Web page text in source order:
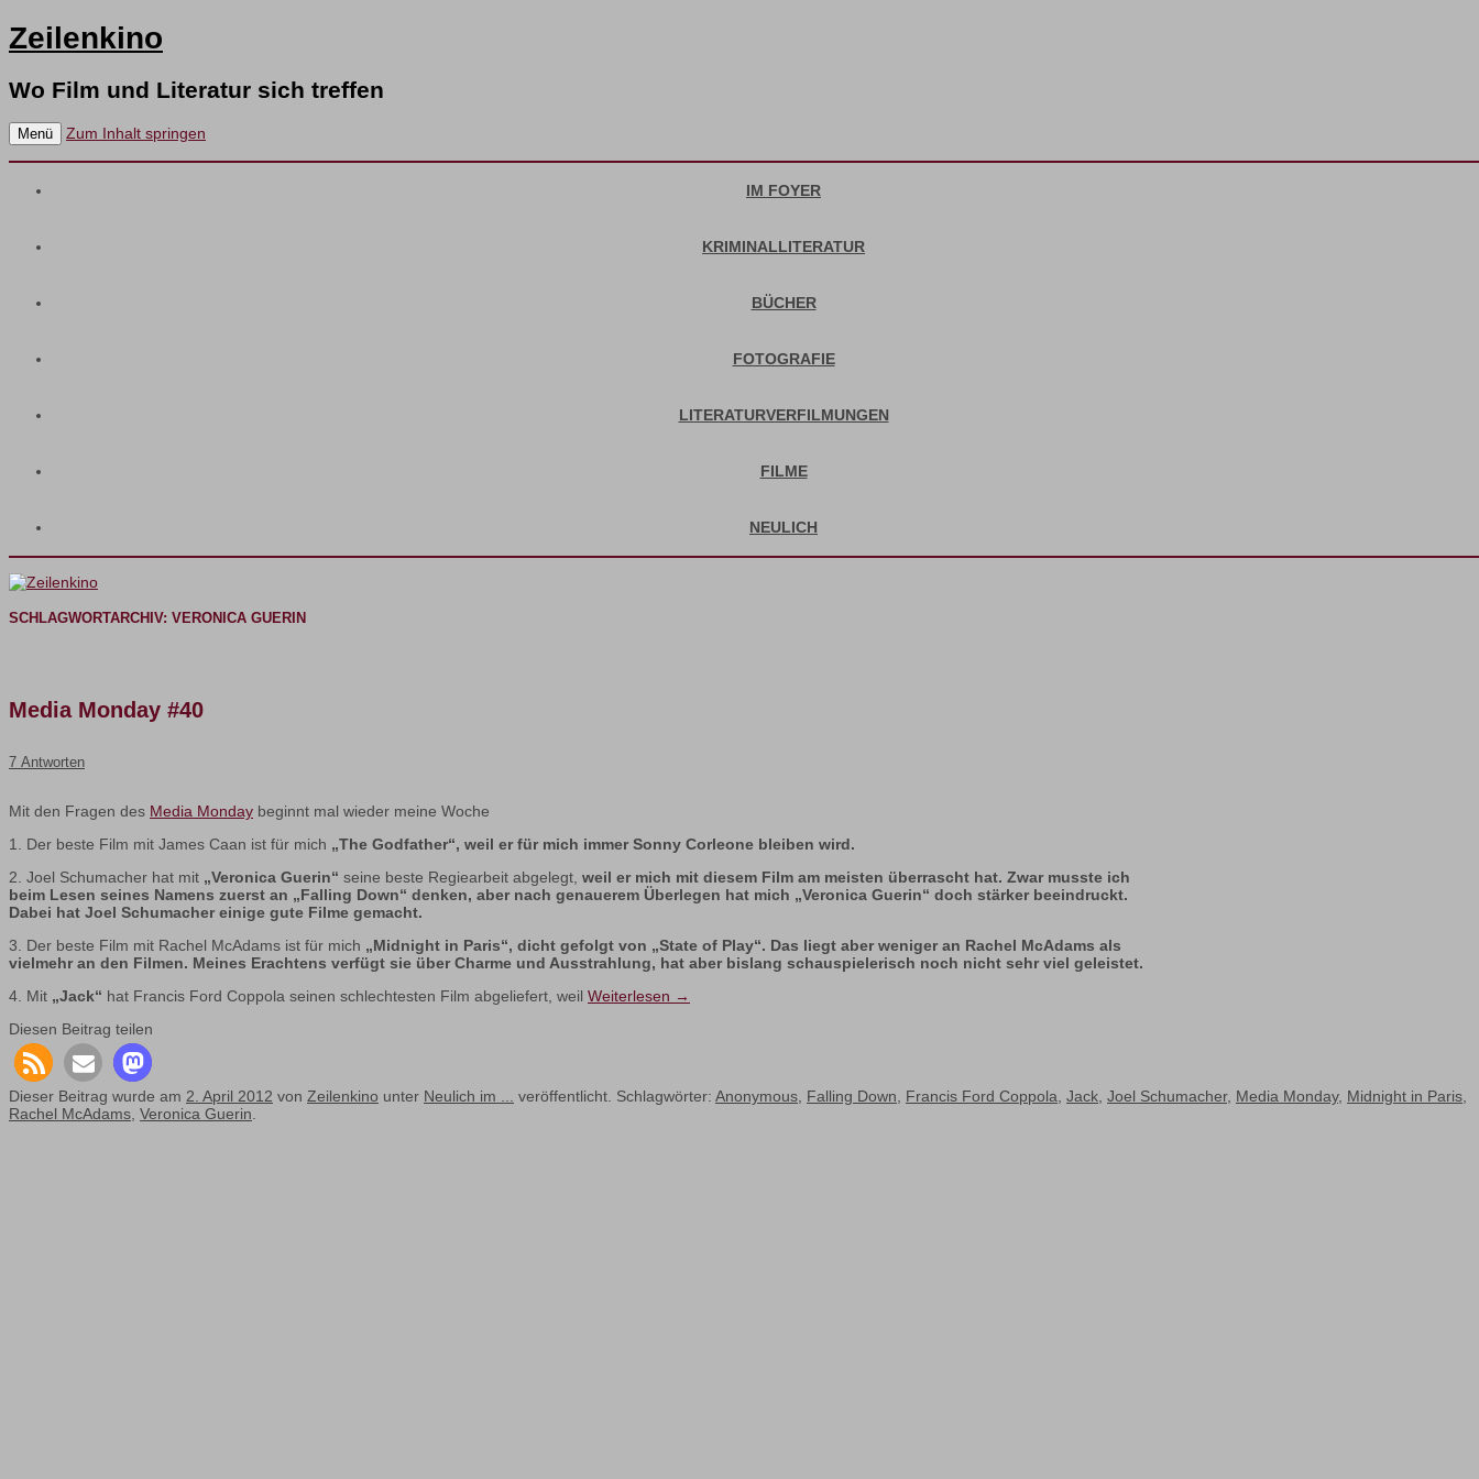
Zeilenkino
Wo Film und Literatur sich treffen
Menü Zum Inhalt springen
IM FOYER
KRIMINALLITERATUR
BÜCHER
FOTOGRAFIE
LITERATURVERFILMUNGEN
FILME
NEULICH
SCHLAGWORTARCHIV: VERONICA GUERIN
Media Monday #40
7 Antworten
Mit den Fragen des Media Monday beginnt mal wieder meine Woche
1. Der beste Film mit James Caan ist für mich „The Godfather“, weil er für mich immer Sonny Corleone bleiben wird.
2. Joel Schumacher hat mit „Veronica Guerin“ seine beste Regiearbeit abgelegt, weil er mich mit diesem Film am meisten überrascht hat. Zwar musste ich
beim Lesen seines Namens zuerst an „Falling Down“ denken, aber nach genauerem Überlegen hat mich „Veronica Guerin“ doch stärker beeindruckt.
Dabei hat Joel Schumacher einige gute Filme gemacht.
3. Der beste Film mit Rachel McAdams ist für mich „Midnight in Paris“, dicht gefolgt von „State of Play“. Das liegt aber weniger an Rachel McAdams als
vielmehr an den Filmen. Meines Erachtens verfügt sie über Charme und Ausstrahlung, hat aber bislang schauspielerisch noch nicht sehr viel geleistet.
4. Mit „Jack“ hat Francis Ford Coppola seinen schlechtesten Film abgeliefert, weil Weiterlesen →
Diesen Beitrag teilen
Dieser Beitrag wurde am 2. April 2012 von Zeilenkino unter Neulich im ... veröffentlicht. Schlagwörter: Anonymous, Falling Down, Francis Ford Coppola, Jack, Joel Schumacher, Media Monday, Midnight in Paris,
Rachel McAdams, Veronica Guerin.